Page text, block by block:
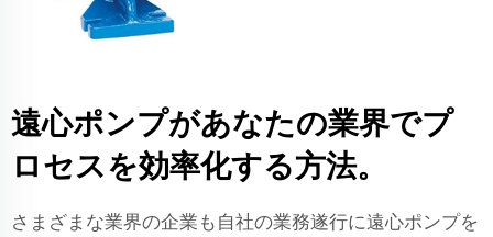
遠心ポンプがあなたの業界でプ
ロセスを効率化する方法。
さまざまな業界の企業も自社の業務遂行に遠心ポンプを